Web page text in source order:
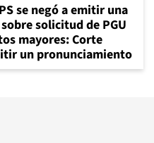
se negó a emitir una
solicitud de PGU
mayores: Corte
un pronunciamiento